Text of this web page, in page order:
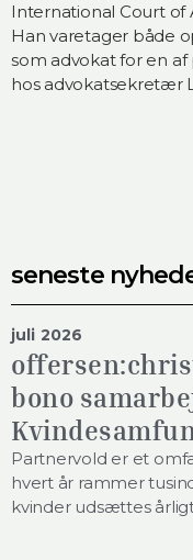
International Court of
Han varetager både
som advokat for en
hos advokatsekretær
seneste
juli 2026
bono
Partnervold er et
hvert år rammer
kvinder udsættes